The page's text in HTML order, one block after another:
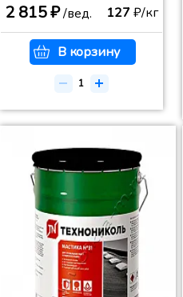
2 815 ₽/вед. 127₽/кг
В корзину